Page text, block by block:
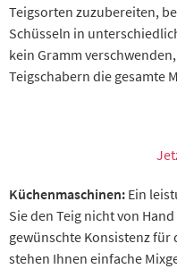
Teigsorten zuzubereiten,
Schüsseln in
kein Gramm
Teigschabern die gesamte
Küchenmaschinen: Ein
Sie den Teig nicht von
gewünschte Konsistenz
stehen Ihnen einfache